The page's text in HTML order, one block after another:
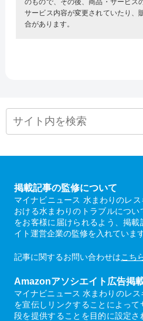
のもので、その後、商品・サービス
サービス内容が変更されていたり、
合があります。
掲載記事の監修について
マイナビニュース 水まわりのレ
おける水まわりのトラブルについ
をお客様に届けられるよう、掲
イト運営企業の監修を入れています
記事に関するお問い合わせはこち
Amazonアソシエイト広告掲
マイナビニュース 水まわりのレ
を宣伝しリンクすることによっ
段を提供することを目的に設定